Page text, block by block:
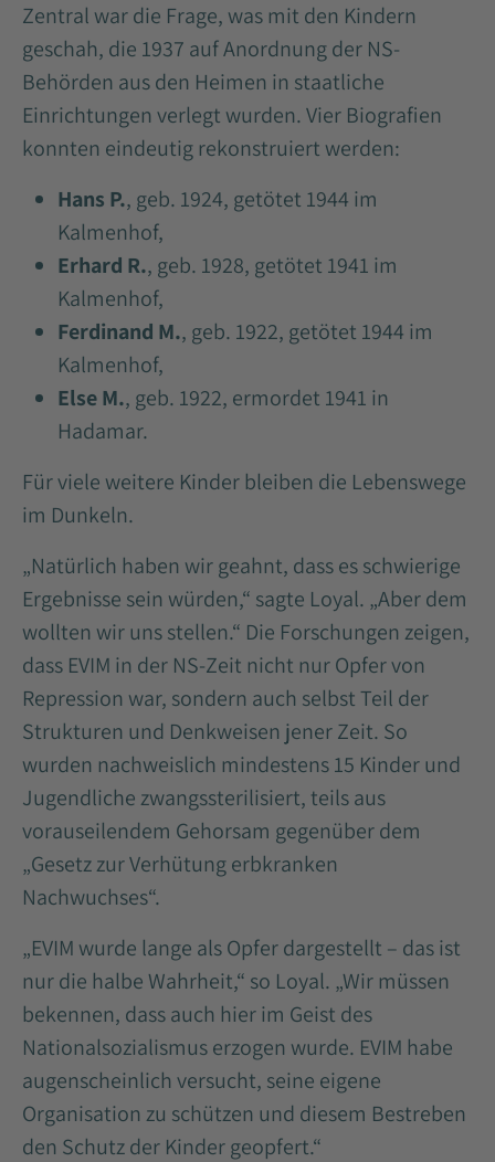
Zentral war die Frage, was mit den Kindern
geschah, die 1937 auf Anordnung der NS-
Behörden aus den Heimen in staatliche
Einrichtungen verlegt wurden. Vier Biografien
konnten eindeutig rekonstruiert werden:
Hans P., geb. 1924, getötet 1944 im
Kalmenhof,
Erhard R., geb. 1928, getötet 1941 im
Kalmenhof,
Ferdinand M., geb. 1922, getötet 1944 im
Kalmenhof,
Else M., geb. 1922, ermordet 1941 in
Hadamar.
Für viele weitere Kinder bleiben die Lebenswege
im Dunkeln.
„Natürlich haben wir geahnt, dass es schwierige
Ergebnisse sein würden,“ sagte Loyal. „Aber dem
wollten wir uns stellen.“ Die Forschungen zeigen,
dass EVIM in der NS-Zeit nicht nur Opfer von
Repression war, sondern auch selbst Teil der
Strukturen und Denkweisen jener Zeit. So
wurden nachweislich mindestens 15 Kinder und
Jugendliche zwangssterilisiert, teils aus
vorauseilendem Gehorsam gegenüber dem
„Gesetz zur Verhütung erbkranken
Nachwuchses“.
„EVIM wurde lange als Opfer dargestellt – das ist
nur die halbe Wahrheit,“ so Loyal. „Wir müssen
bekennen, dass auch hier im Geist des
Nationalsozialismus erzogen wurde. EVIM habe
augenscheinlich versucht, seine eigene
Organisation zu schützen und diesem Bestreben
den Schutz der Kinder geopfert.“